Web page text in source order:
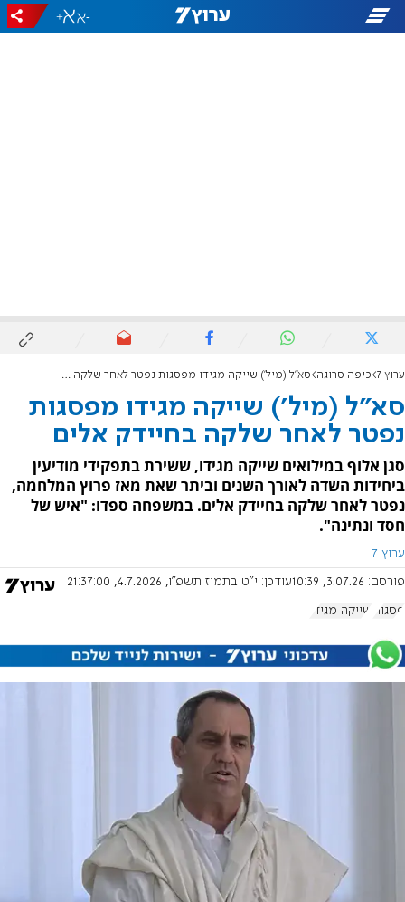
-
+
ערוץ 7 כיפה סרוגה סא"ל (מיל') שייקה מגידו מפסגות נפטר לאחר שלקה בחיידק אלים
סא"ל (מיל') שייקה מגידו מפסגות
נפטר לאחר שלקה בחיידק אלים
סגן אלוף במילואים שייקה מגידו, ששירת בתפקידי מודיעין
ביחידות השדה לאורך השנים וביתר שאת מאז פרוץ המלחמה,
נפטר לאחר שלקה בחיידק אלים. במשפחה ספדו: "איש של
חסד ונתינה".
ערוץ 7
פורסם: 3.07.26, 10:39 עודכן: י"ט בתמוז תשפ"ו, 4.7.2026, 21:37:00
פסגות שייקה מגידו